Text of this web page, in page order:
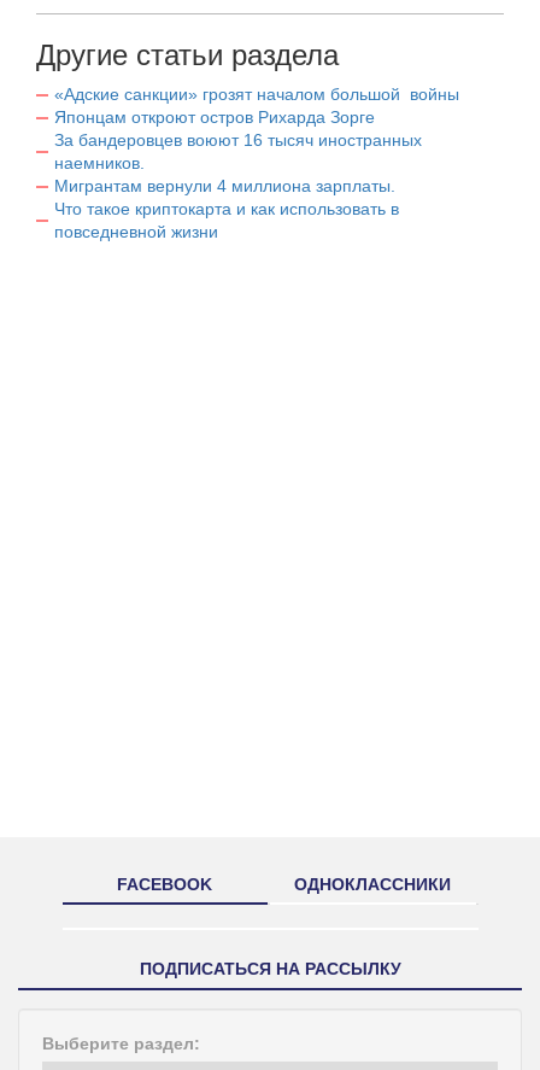
Другие статьи раздела
«Адские санкции» грозят началом большой войны
Японцам откроют остров Рихарда Зорге
За бандеровцев воюют 16 тысяч иностранных
наемников.
Мигрантам вернули 4 миллиона зарплаты.
Что такое криптокарта и как использовать в
повседневной жизни
FACEBOOK ОДНОКЛАССНИКИ
ПОДПИСАТЬСЯ НА РАССЫЛКУ
Выберите раздел: